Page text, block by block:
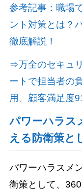
参考記事：職場
ント対策とは？
徹底解説！
⇒万全のセキュ
ートで担当者の
用、顧客満足度
パワーハラス
える防衛策と
パワーハラスメ
衛策として、